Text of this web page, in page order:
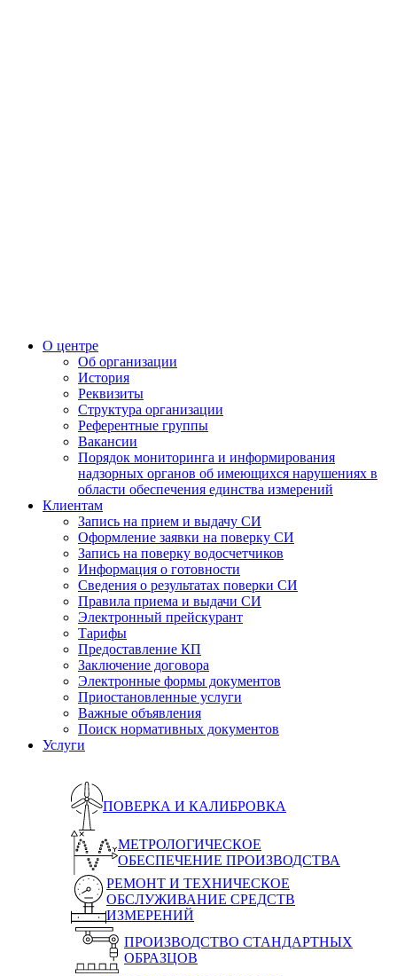
О центре
Об организации
История
Реквизиты
Структура организации
Референтные группы
Вакансии
Порядок мониторинга и информирования
надзорных органов об имеющихся нарушениях в
области обеспечения единства измерений
Клиентам
Запись на прием и выдачу СИ
Оформление заявки на поверку СИ
Запись на поверку водосчетчиков
Информация о готовности
Сведения о результатах поверки СИ
Правила приема и выдачи СИ
Электронный прейскурант
Тарифы
Предоставление КП
Заключение договора
Электронные формы документов
Приостановленные услуги
Важные объявления
Поиск нормативных документов
Услуги
ПОВЕРКА И КАЛИБРОВКА
МЕТРОЛОГИЧЕСКОЕ
ОБЕСПЕЧЕНИЕ ПРОИЗВОДСТВА
РЕМОНТ И ТЕХНИЧЕСКОЕ
ОБСЛУЖИВАНИЕ СРЕДСТВ
ИЗМЕРЕНИЙ
ПРОИЗВОДСТВО СТАНДАРТНЫХ
ОБРАЗЦОВ